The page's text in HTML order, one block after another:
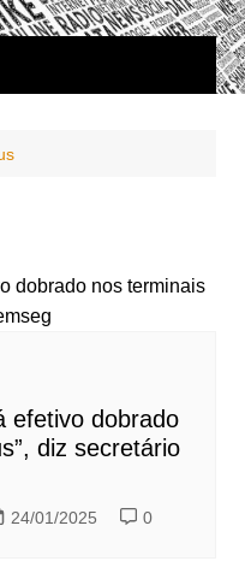
efetivo dobrado
diz secretário
24/01/2025 0